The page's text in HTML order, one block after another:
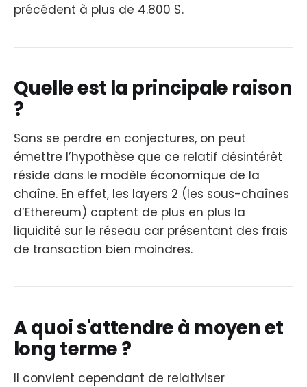
précédent à plus de 4.800 $.
Quelle est la principale raison
?
Sans se perdre en conjectures, on peut
émettre l’hypothèse que ce relatif désintérêt
réside dans le modèle économique de la
chaîne. En effet, les layers 2 (les sous-chaînes
d’Ethereum) captent de plus en plus la
liquidité sur le réseau car présentant des frais
de transaction bien moindres.
A quoi s'attendre à moyen et
long terme ?
Il convient cependant de relativiser